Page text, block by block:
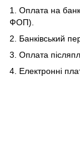
1. Оплата на
ФОП).
2. Банківський
3. Оплата
4. Електронні